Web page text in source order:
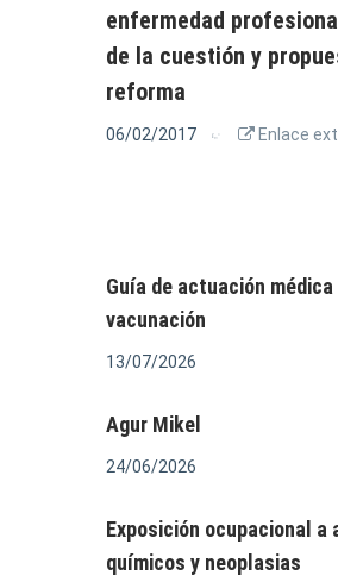
enfermedad
de la cuestión y
reforma
06/02/2017 Enlace
Guía de actuación médica
vacunación
13/07/2026
Agur Mikel
24/06/2026
Exposición ocupacional a
químicos y neoplasias